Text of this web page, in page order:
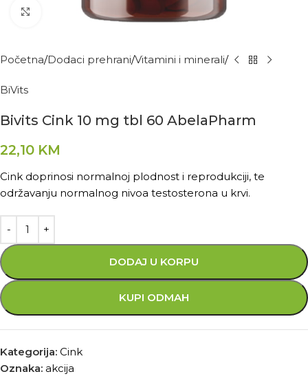
Kliknite za povećanje
Početna Dodaci prehrani Vitamini i minerali
BiVits
Bivits Cink 10 mg tbl 60 AbelaPharm
22,10 KM
Cink doprinosi normalnoj plodnost i reprodukciji, te
održavanju normalnog nivoa testosterona u krvi.
DODAJ U KORPU
KUPI ODMAH
Kategorija: Cink
Oznaka: akcija